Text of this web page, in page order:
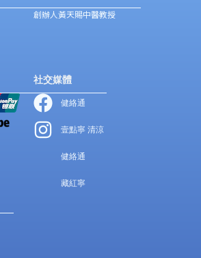
創辦人黃天賜中醫教授
社交媒體
健絡通
壹點寧 清涼
健絡通
藏紅寧